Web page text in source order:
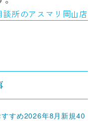
談所のアスマリ岡山店
すめ2026年8月新規40